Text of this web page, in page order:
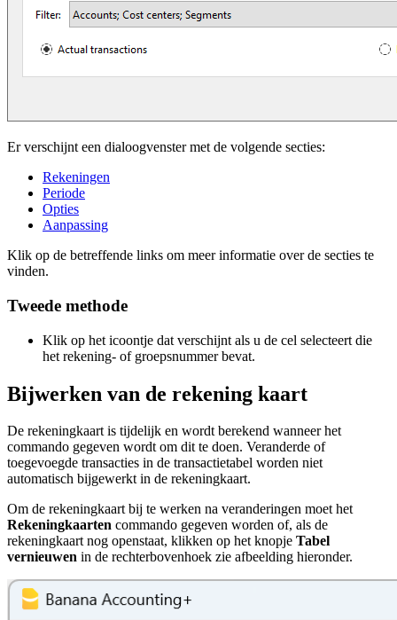
Er verschijnt een dialoogvenster met de volgende secties:
Rekeningen
Periode
Opties
Aanpassing
Klik op de betreffende links om meer informatie over de secties te
vinden.
Tweede methode
Klik op het icoontje dat verschijnt als u de cel selecteert die
het rekening- of groepsnummer bevat.
Bijwerken van de rekening kaart
De rekeningkaart is tijdelijk en wordt berekend wanneer het
commando gegeven wordt om dit te doen. Veranderde of
toegevoegde transacties in de transactietabel worden niet
automatisch bijgewerkt in de rekeningkaart.
Om de rekeningkaart bij te werken na veranderingen moet het
Rekeningkaarten commando gegeven worden of, als de
rekeningkaart nog openstaat, klikken op het knopje Tabel
vernieuwen in de rechterbovenhoek zie afbeelding hieronder.